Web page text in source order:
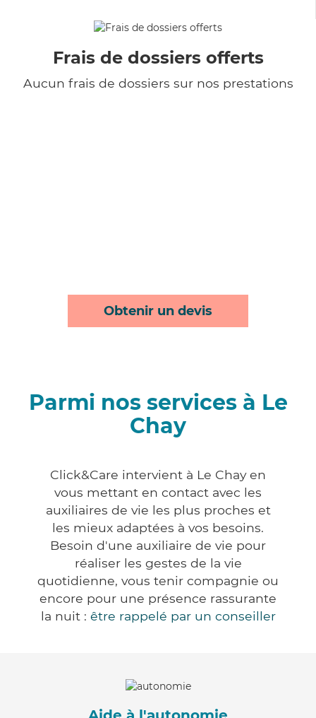
Frais de dossiers offerts
Aucun frais de dossiers sur nos prestations
Obtenir un devis
Parmi nos services à Le
Chay
Click&Care intervient à Le Chay en
vous mettant en contact avec les
auxiliaires de vie les plus proches et
les mieux adaptées à vos besoins.
Besoin d'une auxiliaire de vie pour
réaliser les gestes de la vie
quotidienne, vous tenir compagnie ou
encore pour une présence rassurante
la nuit : être rappelé par un conseiller